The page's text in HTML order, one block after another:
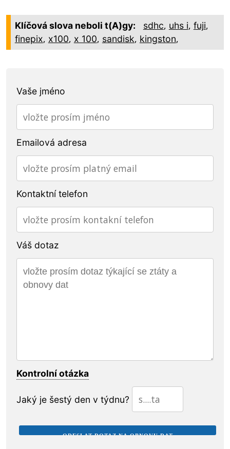
Klíčová slova neboli t(A)gy: sdhc, uhs i, fuji,
finepix, x100, x 100, sandisk, kingston,
Vaše jméno
Emailová adresa
Kontaktní telefon
Váš dotaz
Kontrolní otázka
Jaký je šestý den v týdnu?